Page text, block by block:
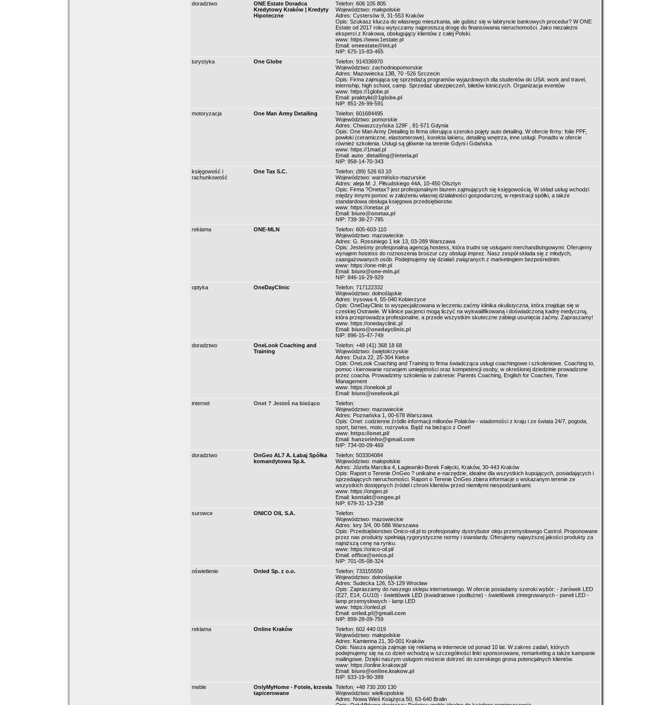
doradztwo
ONE Estate Doradca
Kredytowy Kraków | Kredyty
Hipoteczne
Telefon: 606 105 805
Województwo: małopolskie
Adres: Cystersów 9, 31-553 Kraków
Opis: Szukasz klucza do własnego mieszkania, ale gubisz się w labiryncie bankowych procedur? W ONE
Estate od 2017 roku wytyczamy najprostszą drogę do finansowania nieruchomości. Jako niezależni
eksperci z Krakowa, obsługujący klientów z całej Polski.
www: https://www.1estate.pl
Email: oneestate@int.pl
NIP: 675-15-83-465
turystyka
One Globe
Telefon: 914336970
Województwo: zachodniopomorskie
Adres: Mazowiecka 13B, 70 -526 Szczecin
Opis: Firma zajmująca się sprzedażą programów wyjazdowych dla studentów do USA: work and travel,
internship, high school, camp. Sprzedaż ubezpieczeń, biletów lotniczych. Organizacja eventów
www: https://1globe.pl
Email: praktyki@1globe.pl
NIP: 851-26-99-591
motoryzacja
One Man Army Detailing
Telefon: 601684495
Województwo: pomorskie
Adres: Chwaszczyńska 129F , 81-571 Gdynia
Opis: One Man Army Detailing to firma oferująca szeroko pojęty auto detailing. W ofercie firmy: folie PPF,
powłoki (ceramiczne, elastomerowe), korekta lakieru, detailing wnętrza, inne usługi. Ponadto w ofercie
również szkolenia. Usługi są głównie na terenie Gdyni i Gdańska.
www: https://1mad.pl
Email: auto_detailing@interia.pl
NIP: 958-14-70-343
księgowość i
rachunkowość
One Tax S.C.
Telefon: (89) 526 63 10
Województwo: warmińsko-mazurskie
Adres: aleja M. J. Piłsudskiego 44A, 10-450 Olsztyn
Opis: Firma ?Onetax? jest profesjonalnym biurem zajmujących się księgowością. W skład usług wchodzi
między innymi pomoc w założeniu własnej działalności gospodarczej, w rejestracji spółki, a także
standardowa obsługa księgowa przedsiębiorstw.
www: https://onetax.pl
Email: biuro@onetax.pl
NIP: 739-38-27-785
reklama
ONE-MLN
Telefon: 605-603-110
Województwo: mazowieckie
Adres: G. Rossiniego 1 lok 13, 03-289 Warszawa
Opis: Jesteśmy profesjonalną agencją hostess, która trudni się usługami merchandisingowymi. Oferujemy
wynajem hostess do roznoszenia broszur czy obsługi imprez. Nasz zespół składa się z młodych,
zaangażowanych osób. Podejmujemy się działań związanych z marketingiem bezpośrednim.
www: https://one-mln.pl
Email: biuro@one-mln.pl
NIP: 846-16-29-929
optyka
OneDayClinic
Telefon: 717122332
Województwo: dolnośląskie
Adres: Irysowa 4, 55-040 Kobierzyce
Opis: OneDayClinic to wyspecjalizowana w leczeniu zaćmy klinika okulistyczna, która znajduje się w
czeskiej Ostrawie. W klinice pacjenci mogą liczyć na wykwalifikowaną i doświadczoną kadrę medyczną,
która przeprowadza profesjonalne, a przede wszystkim skuteczne zabiegi usunięcia zaćmy. Zapraszamy!
www: https://onedayclinic.pl
Email: biuro@onedayclinic.pl
NIP: 896-15-47-749
doradztwo
OneLook Coaching and
Training
Telefon: +48 (41) 368 18 68
Województwo: świętokrzyskie
Adres: Duża 22, 25-304 Kielce
Opis: OneLook Coaching and Training to firma świadcząca usługi coachingowe i szkoleniowe. Coaching to,
pomoc i kierowanie rozwojem umiejętności oraz kompetencji osoby, w określonej dziedzinie prowadzone
przez coacha. Prowadzimy szkolenia w zakresie: Parents Coaching, English for Coaches, Time
Management
www: https://onelook.pl
Email: biuro@onelook.pl
internet
Onet ? Jesteś na bieżąco
Telefon:
Województwo: mazowieckie
Adres: Poznańska 1, 00-678 Warszawa
Opis: Onet: codzienne źródło informacji milionów Polaków - wiadomości z kraju i ze świata 24/7, pogoda,
sport, biznes, moto, rozrywka. Bądź na bieżąco z Onet!
www: https://onet.pl/
Email: hanzorinho@gmail.com
NIP: 734-00-09-469
doradztwo
OnGeo AL7 A. Łabaj Spółka
komandytowa Sp.k.
Telefon: 503304084
Województwo: małopolskie
Adres: Józefa Marcika 4, Łagiewniki-Borek Fałęcki, Kraków, 30-443 Kraków
Opis: Raport o Terenie OnGeo ? unikalne e-narzędzie, idealne dla wszystkich kupujących, posiadających i
sprzedających nieruchomości. Raport o Terenie OnGeo zbiera informacje o wskazanym terenie ze
wszystkich dostępnych źródeł i chroni klientów przed niemiłymi niespodziankami.
www: https://ongeo.pl
Email: kontakt@ongeo.pl
NIP: 679-31-13-238
surowce
ONICO OIL S.A.
Telefon:
Województwo: mazowieckie
Adres: lory 3/4, 00-586 Warszawa
Opis: Przedsiębiorstwo Onico-oil.pl to profesjonalny dystrybutor oleju przemysłowego Castrol. Proponowane
przez nas produkty spełniają rygorystyczne normy i standardy. Oferujemy najwyższej jakości produkty za
najniższą cenę na rynku.
www: https://onico-oil.pl/
Email: office@onico.pl
NIP: 701-05-08-324
oświetlenie
Onled Sp. z o.o.
Telefon: 733155550
Województwo: dolnośląskie
Adres: Sudecka 126, 53-129 Wrocław
Opis: Zapraszamy do naszego sklepu internetowego. W ofercie posiadamy szeroki wybór: - żarówek LED
(E27, E14, GU10) - świetlówek LED (kwadratowe i podłużne) - świetlówek zintegrowanych - paneli LED -
lamp przemysłowych - lamp LED
www: https://onled.pl
Email: onled.pl@gmail.com
NIP: 899-28-09-759
reklama
Online Kraków
Telefon: 602 440 019
Województwo: małopolskie
Adres: Kamienna 21, 30-001 Kraków
Opis: Nasza agencja zajmuje się reklamą w internecie od ponad 10 lat. W zakres zadań, których
podejmujemy się na co dzień wchodzą w szczególności linki sponsorowane, remarketing a także kampanie
mailingowe. Dzięki naszym usługom możecie dotrzeć do szerokiego grona potencjalnych klientów.
www: https://online.krakow.pl/
Email: biuro@online.krakow.pl
NIP: 633-19-90-399
meble
OnlyMyHome - Fotele, krzesła
tapicerowane
Telefon: +48 730 200 130
Województwo: wielkopolskie
Adres: Nowa Wieś Książęca 50, 63-640 Bralin